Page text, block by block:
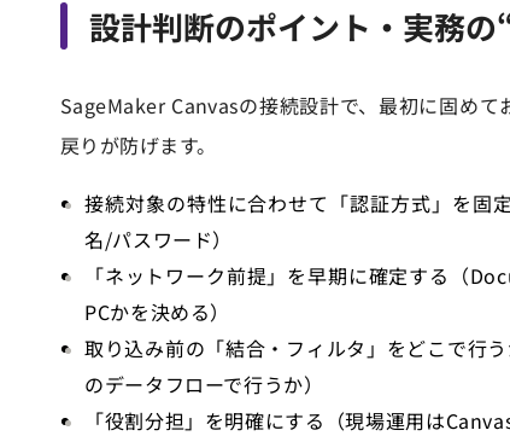
設計判断のポイント・実務の
SageMaker Canvasの接続設計で、最初に固め
戻りが防げます。
接続対象の特性に合わせて「認証方式」を
名/パスワード）
「ネットワーク前提」を早期に確定する（
PCかを決める）
取り込み前の「結合・フィルタ」をどこで行
のデータフローで行うか）
「役割分担」を明確にする（現場運用は